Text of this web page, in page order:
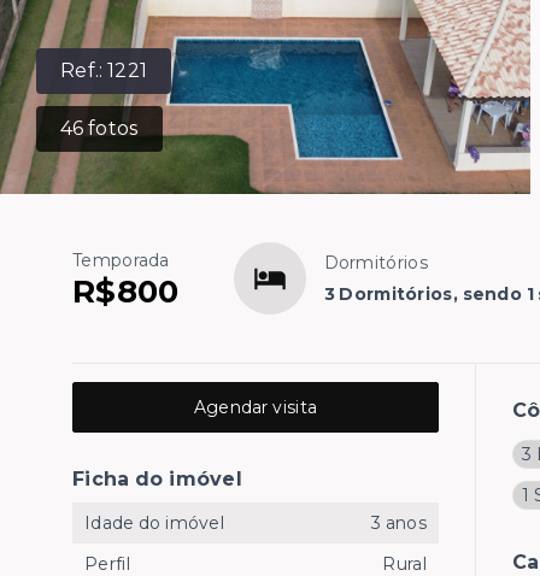
Ref.:1221
46 fotos
Temporada
R$800
Dormitórios
3 Dormitórios, sendo 1
3
1
Agendar visita
Ficha do imóvel
Idade do imóvel
3 anos
Perfil
Rural